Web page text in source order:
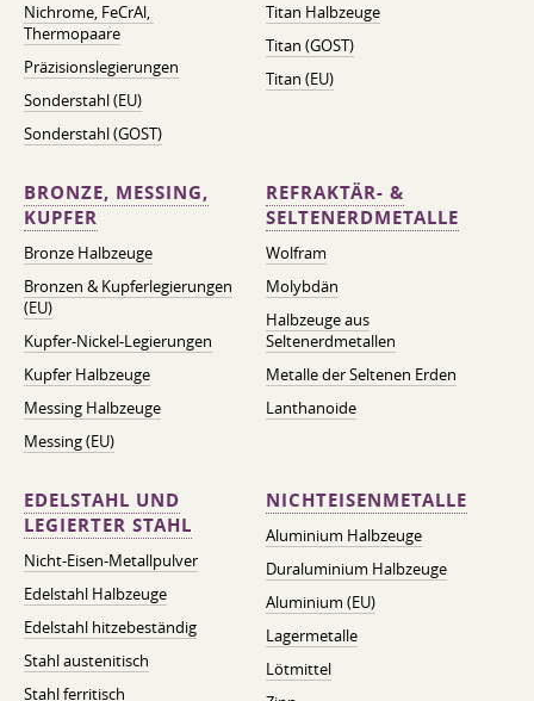
Nichrome, FeСrAl, ​​
Thermopaare
Präzisionslegierungen
Sonderstahl (EU)
Sonderstahl (GOST)
Titan Halbzeuge
Titan (GOST)
Titan (EU)
BRONZE, MESSING,
KUPFER
Bronze Halbzeuge
Bronzen & Kupferlegierungen
(EU)
Kupfer-Nickel-Legierungen
Kupfer Halbzeuge
Messing Halbzeuge
Messing (EU)
REFRAKTÄR- &
SELTENERDMETALLE
Wolfram
Molybdän
Halbzeuge aus
Seltenerdmetallen
Metalle der Seltenen Erden
Lanthanoide
EDELSTAHL UND
LEGIERTER STAHL
Nicht-Eisen-Metallpulver
Edelstahl Halbzeuge
Edelstahl hitzebeständig
Stahl austenitisch
Stahl ferritisch
NICHTEISENMETALLE
Aluminium Halbzeuge
Duraluminium Halbzeuge
Aluminium (EU)
Lagermetalle
Lötmittel